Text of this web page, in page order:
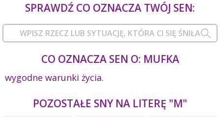
SPRAWDŹ CO OZNACZA TWÓJ SEN:
CO OZNACZA SEN O: MUFKA
wygodne warunki życia.
POZOSTAŁE SNY NA LITERĘ "M"